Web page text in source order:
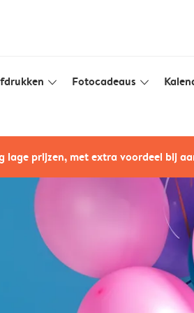
slim_arrow_down Fotocadeaus slim_arrow_down
lage prijzen, met extra voordeel bij